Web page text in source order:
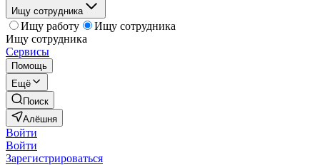
Ищу сотрудника
Ищу работу
Ищу сотрудника
Ищу сотрудника
Сервисы
Помощь
Ещё
Поиск
Алёшня
Войти
Войти
Зарегистрироваться